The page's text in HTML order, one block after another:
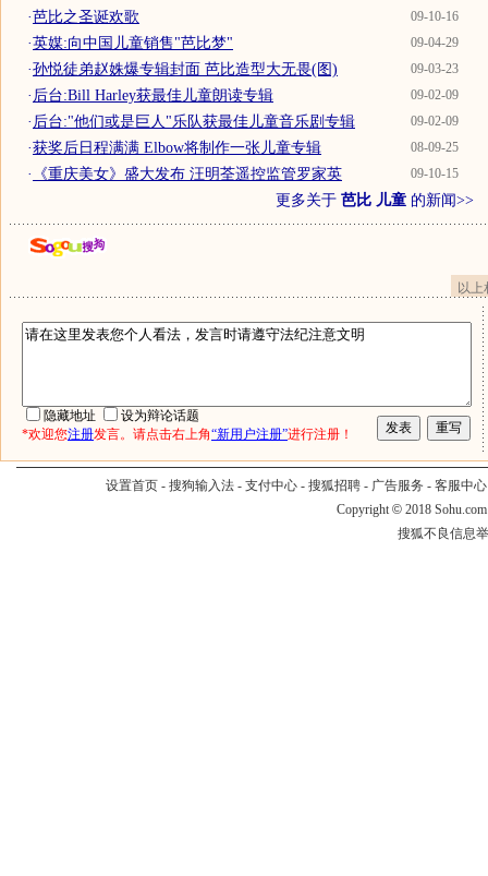
09-10-16
·芭比之圣诞欢歌
09-04-29
·英媒:向中国儿童销售"芭比梦"
09-03-23
·孙悦徒弟赵姝爆专辑封面 芭比造型大无畏(图)
09-02-09
· 后台:Bill Harley获最佳儿童朗读专辑
09-02-09
· 后台:"他们或是巨人"乐队获最佳儿童音乐剧专辑
08-09-25
·获奖后日程满满 Elbow将制作一张儿童专辑
09-10-15
·
《重庆美女》盛大发布 汪明荃遥控监管罗家英
更多关于 芭比 儿童 的新闻>>
以
隐藏地址
设为辩论话题
*欢迎您注册发言。请点击右上角“新用户注册”进行注册！
设置首页- 搜狗输入法- 支付中心- 搜狐招聘- 广告服务 - 客服中心
Copyright © 2018
搜狐不良信息